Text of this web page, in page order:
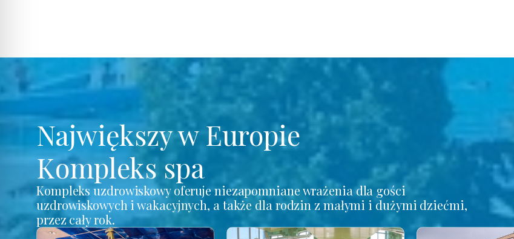
Największy w Europie
Kompleks spa
Kompleks uzdrowiskowy oferuje niezapomniane wrażenia dla gości
uzdrowiskowych i wakacyjnych, a także dla rodzin z małymi i dużymi dziećmi,
przez cały rok.